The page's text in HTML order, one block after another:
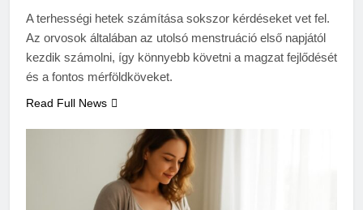
A terhességi hetek számítása sokszor kérdéseket vet fel.
Az orvosok általában az utolsó menstruáció első napjától
kezdik számolni, így könnyebb követni a magzat fejlődését
és a fontos mérföldköveket.
Read Full News